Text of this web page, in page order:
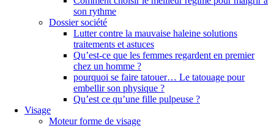
son rythme
Dossier société
Lutter contre la mauvaise haleine solutions
traitements et astuces
Qu’est-ce que les femmes regardent en premier
chez un homme ?
pourquoi se faire tatouer… Le tatouage pour
embellir son physique ?
Qu’est ce qu’une fille pulpeuse ?
Visage
Moteur forme de visage